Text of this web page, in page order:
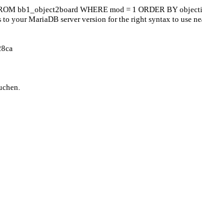
bb1_object2board WHERE mod = 1 ORDER BY
your MariaDB server version for the right syntax to use